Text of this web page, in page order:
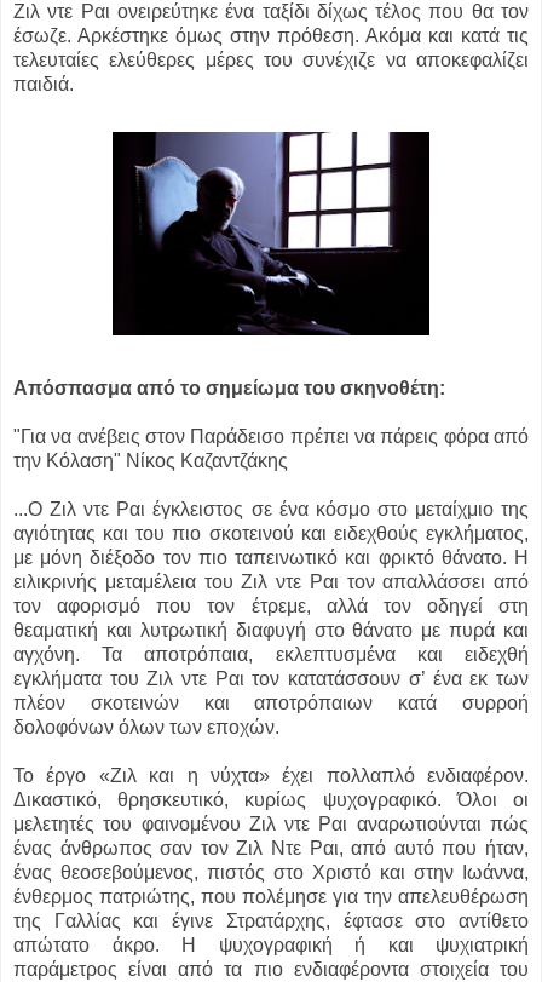
Ζιλ ντε Ραι ονειρεύτηκε ένα ταξίδι δίχως τέλος που θα τον
έσωζε. Αρκέστηκε όμως στην πρόθεση. Ακόμα και κατά τις
τελευταίες ελεύθερες μέρες του συνέχιζε να αποκεφαλίζει
παιδιά.
Απόσπασμα από το σημείωμα του σκηνοθέτη:
"Για να ανέβεις στον Παράδεισο πρέπει να πάρεις φόρα από
την Κόλαση" Νίκος Καζαντζάκης
...Ο Ζιλ ντε Ραι έγκλειστος σε ένα κόσμο στο μεταίχμιο της
αγιότητας και του πιο σκοτεινού και ειδεχθούς εγκλήματος,
με μόνη διέξοδο τον πιο ταπεινωτικό και φρικτό θάνατο. Η
ειλικρινής μεταμέλεια του Ζιλ ντε Ραι τον απαλλάσσει από
τον αφορισμό που τον έτρεμε, αλλά τον οδηγεί στη
θεαματική και λυτρωτική διαφυγή στο θάνατο με πυρά και
αγχόνη. Τα αποτρόπαια, εκλεπτυσμένα και ειδεχθή
εγκλήματα του Ζιλ ντε Ραι τον κατατάσσουν σ’ ένα εκ των
πλέον σκοτεινών και αποτρόπαιων κατά συρροή
δολοφόνων όλων των εποχών.
Το έργο «Ζιλ και η νύχτα» έχει πολλαπλό ενδιαφέρον.
Δικαστικό, θρησκευτικό, κυρίως ψυχογραφικό. Όλοι οι
μελετητές του φαινομένου Ζιλ ντε Ραι αναρωτιούνται πώς
ένας άνθρωπος σαν τον Ζιλ Ντε Ραι, από αυτό που ήταν,
ένας θεοσεβούμενος, πιστός στο Χριστό και στην Ιωάννα,
ένθερμος πατριώτης, που πολέμησε για την απελευθέρωση
της Γαλλίας και έγινε Στρατάρχης, έφτασε στο αντίθετο
απώτατο άκρο. Η ψυχογραφική ή και ψυχιατρική
παράμετρος είναι από τα πιο ενδιαφέροντα στοιχεία του